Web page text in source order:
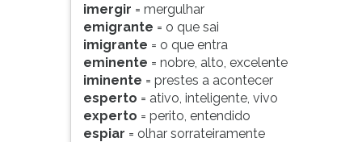
imergir = mergulhar
emigrante = o que sai
imigrante = o que entra
eminente = nobre, alto, excelente
iminente = prestes a acontecer
esperto = ativo, inteligente, vivo
experto = perito, entendido
espiar = olhar sorrateiramente